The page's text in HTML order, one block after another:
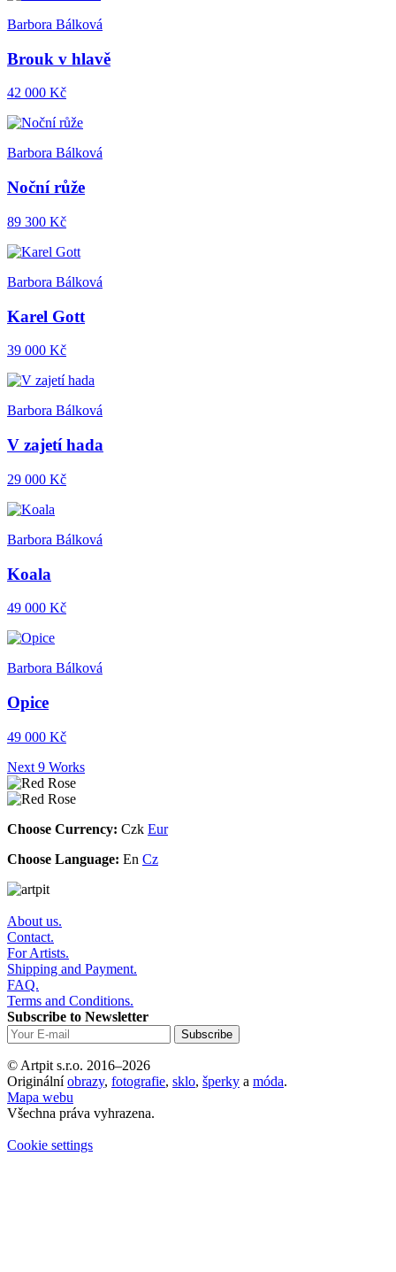
Barbora Bálková
Brouk v hlavě
42 000 Kč
Barbora Bálková
Noční růže
89 300 Kč
Barbora Bálková
Karel Gott
39 000 Kč
Barbora Bálková
V zajetí hada
29 000 Kč
Barbora Bálková
Koala
49 000 Kč
Barbora Bálková
Opice
49 000 Kč
Next 9 Works
Choose Currency: Czk Eur
Choose Language: En Cz
About us.
Contact.
For Artists.
Shipping and Payment.
FAQ.
Terms and Conditions.
Subscribe to Newsletter
© Artpit s.r.o. 2016–2026
Originálníobrazy, fotografie, sklo, šperky a móda.
Mapa webu
Všechna práva vyhrazena.
Cookie settings